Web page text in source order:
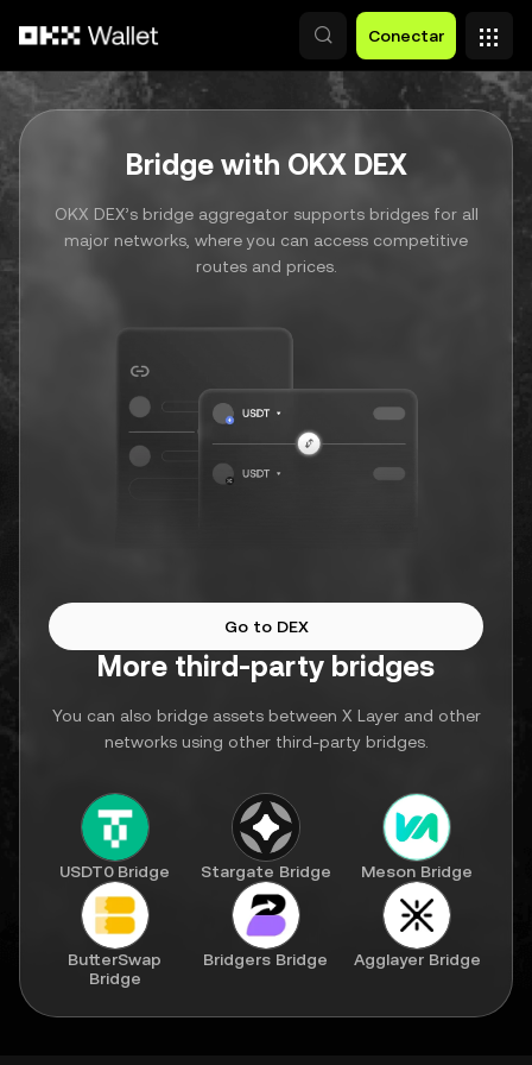
Conectar
Bridge with OKX DEX
OKX DEX’s bridge aggregator supports bridges for all
major networks, where you can access competitive
routes and prices.
Go to DEX
More third-party bridges
You can also bridge assets between X Layer and other
networks using other third-party bridges.
USDT0 Bridge Stargate Bridge Meson Bridge
ButterSwap
Bridge
Bridgers Bridge Agglayer Bridge